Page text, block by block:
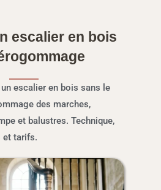
escalier en bois
escalier en bois sans le
des marches,
et balustres. Technique,
et tarifs.